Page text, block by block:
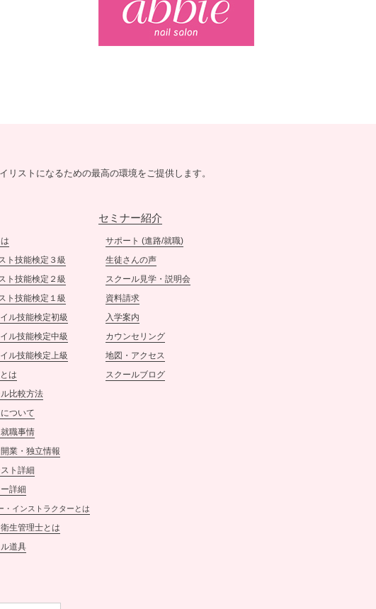
［3/5（土）開催 ］
【新年のご挨拶】
うございました。
年も努力を続けてまいりま
本年もネイルスクールtriciaを
どうぞよろしくお願い申し上
げます。
ネイルスクールtricia
スタッフ一同
2021.12.29
【年末のご挨拶】
ストになるための最高の環境をご提供します。
ト技能検定３級
ト技能検定２級
ト技能検定１級
ル技能検定初級
ル技能検定中級
ル技能検定上級
は
比較方法
ついて
職事情
業・独立情報
ト詳細
詳細
・インストラクターとは
生管理士とは
道具
セミナー紹介
サポート (進路/就職)
生徒さんの声
スクール見学・説明会
資料請求
入学案内
カウンセリング
地図・アクセス
スクールブログ